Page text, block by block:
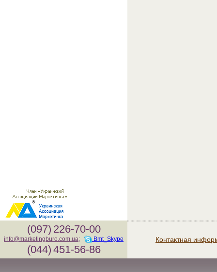
(097) 226-70-00
info@marketingburo.com.ua; Bmt_Skype
(044) 451-56-86
Контактная